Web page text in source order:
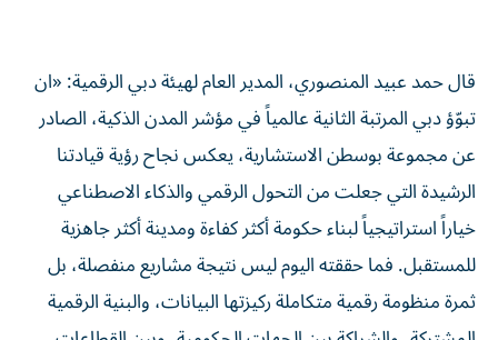
قال حمد عبيد المنصوري، المدير العام لهيئة دبي الرقمية: «ان
تبوّؤ دبي المرتبة الثانية عالمياً في مؤشر المدن الذكية، الصادر
عن مجموعة بوسطن الاستشارية، يعكس نجاح رؤية قيادتنا
الرشيدة التي جعلت من التحول الرقمي والذكاء الاصطناعي
خياراً استراتيجياً لبناء حكومة أكثر كفاءة ومدينة أكثر جاهزية
للمستقبل. فما حققته اليوم ليس نتيجة مشاريع منفصلة، بل
ثمرة منظومة رقمية متكاملة ركيزتها البيانات، والبنية الرقمية